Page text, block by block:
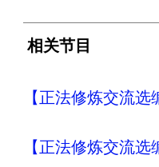
相关节目
【正法修炼交流
【正法修炼交流